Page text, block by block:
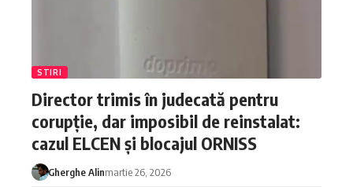
STIRI
Director trimis în judecată pentru
corupție, dar imposibil de reinstalat:
cazul ELCEN și blocajul ORNISS
Gherghe Alinmartie 26, 2026